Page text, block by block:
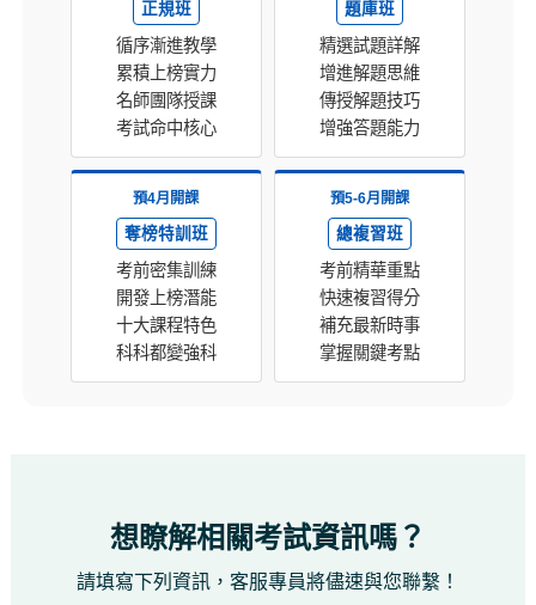
正規班
循序漸進教學
累積上榜實力
名師團隊授課
考試命中核心
題庫班
精選試題詳解
增進解題思維
傳授解題技巧
增強答題能力
預4月開課
奪榜特訓班
考前密集訓練
開發上榜潛能
十大課程特色
科科都變強科
預5-6月開課
總複習班
考前精華重點
快速複習得分
補充最新時事
掌握關鍵考點
想瞭解相關考試資訊嗎？
請填寫下列資訊，客服專員將儘速與您聯繫！